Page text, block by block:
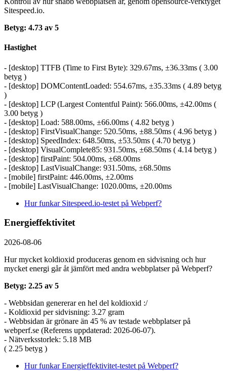
Sitespeed.io.
Betyg: 4.73 av 5
Hastighet
- [desktop] TTFB (Time to First Byte): 329.67ms, ±36.33ms ( 3.00
betyg )
- [desktop] DOMContentLoaded: 554.67ms, ±35.33ms ( 4.89 betyg
)
- [desktop] LCP (Largest Contentful Paint): 566.00ms, ±42.00ms (
3.00 betyg )
- [desktop] Load: 588.00ms, ±66.00ms ( 4.82 betyg )
- [desktop] FirstVisualChange: 520.50ms, ±88.50ms ( 4.96 betyg )
- [desktop] SpeedIndex: 648.50ms, ±53.50ms ( 4.70 betyg )
- [desktop] VisualComplete85: 931.50ms, ±68.50ms ( 4.14 betyg )
- [desktop] firstPaint: 504.00ms, ±68.00ms
- [desktop] LastVisualChange: 931.50ms, ±68.50ms
- [mobile] firstPaint: 446.00ms, ±2.00ms
- [mobile] LastVisualChange: 1020.00ms, ±20.00ms
Hur funkar Sitespeed.io-testet på Webperf?
Energieffektivitet
2026-08-06
Hur mycket koldioxid produceras genom en sidvisning och hur
mycket energi går åt jämfört med andra webbplatser på Webperf?
Betyg: 2.25 av 5
- Webbsidan genererar en hel del koldioxid :/
- Koldioxid per sidvisning: 3.27 gram
- Webbsidan är grönare än 45 % av testade webbplatser på
webperf.se (Referens uppdaterad: 2026-06-07).
- Nätverksstorlek: 5.18 MB
( 2.25 betyg )
Hur funkar Energieffektivitet-testet på Webperf?